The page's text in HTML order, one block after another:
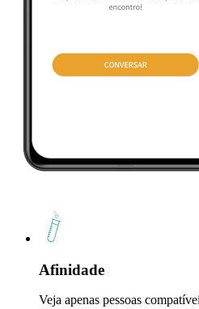
Afinidade
Veja apenas pessoas